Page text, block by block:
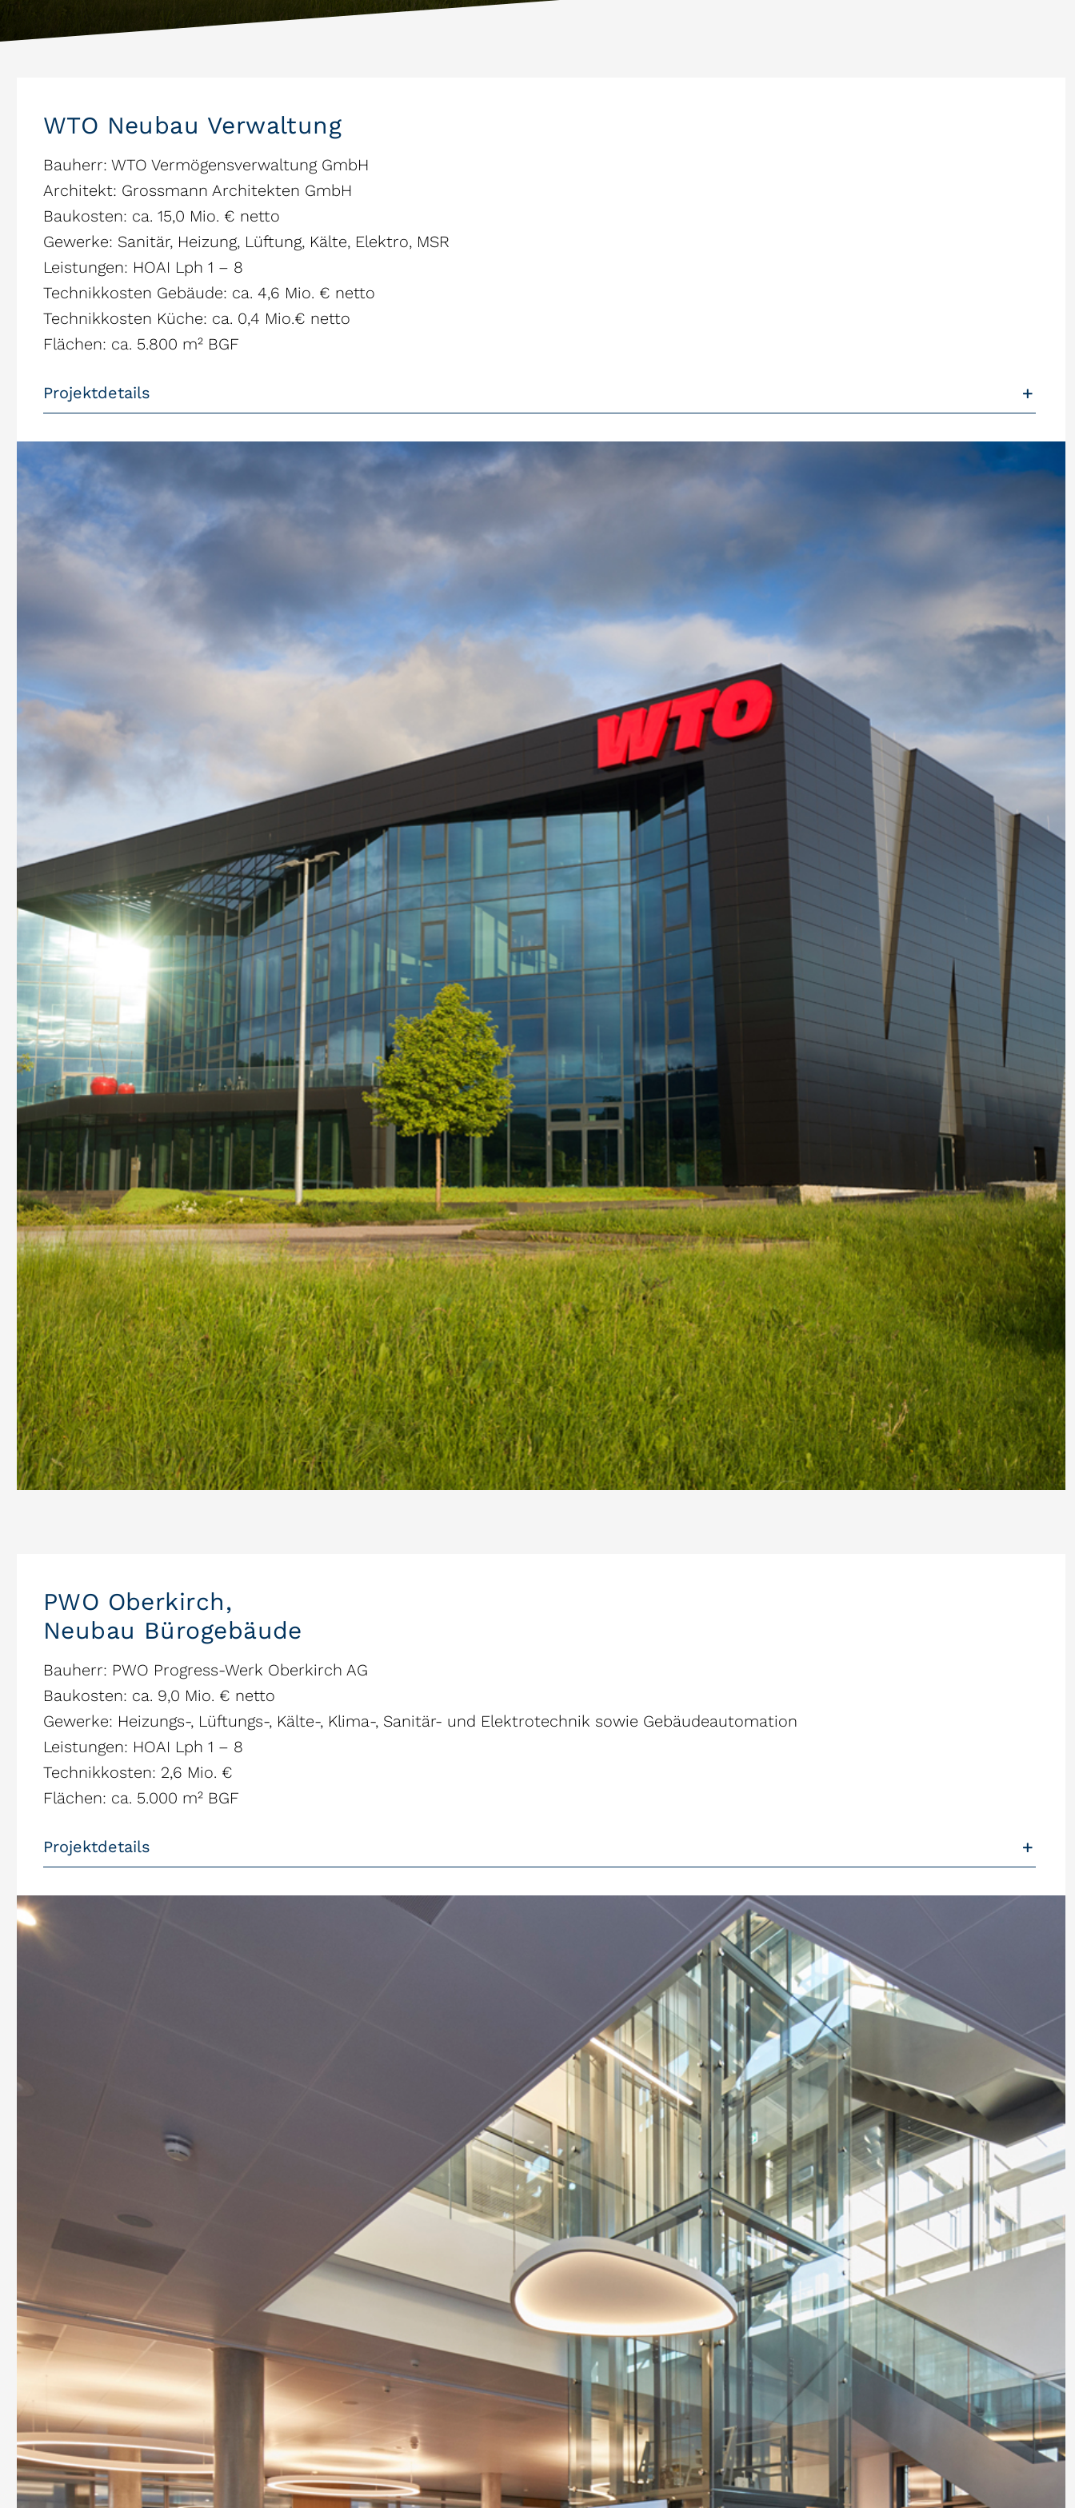
WTO Neubau Verwaltung
Bauherr: WTO Vermögensverwaltung GmbH
Architekt: Grossmann Architekten GmbH
Baukosten: ca. 15,0 Mio. € netto
Gewerke: Sanitär, Heizung, Lüftung, Kälte, Elektro, MSR
Leistungen: HOAI Lph 1 – 8
Technikkosten Gebäude: ca. 4,6 Mio. € netto
Technikkosten Küche: ca. 0,4 Mio.€ netto
Flächen: ca. 5.800 m² BGF
Projektdetails
PWO Oberkirch,
Neubau Bürogebäude
Bauherr: PWO Progress-Werk Oberkirch AG
Baukosten: ca. 9,0 Mio. € netto
Gewerke: Heizungs-, Lüftungs-, Kälte-, Klima-, Sanitär- und Elektrotechnik sowie Gebäudeautomation
Leistungen: HOAI Lph 1 – 8
Technikkosten: 2,6 Mio. €
Flächen: ca. 5.000 m² BGF
Projektdetails